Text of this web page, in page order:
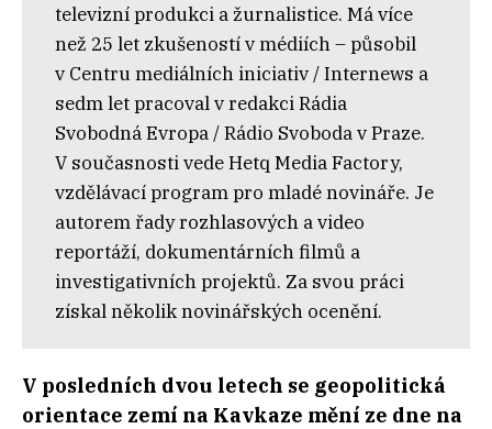
televizní produkci a žurnalistice. Má více
než 25 let zkušeností v médiích – působil
v Centru mediálních iniciativ / Internews a
sedm let pracoval v redakci Rádia
Svobodná Evropa / Rádio Svoboda v Praze.
V současnosti vede Hetq Media Factory,
vzdělávací program pro mladé novináře. Je
autorem řady rozhlasových a video
reportáží, dokumentárních filmů a
investigativních projektů. Za svou práci
získal několik novinářských ocenění.
V posledních dvou letech se geopolitická
orientace zemí na Kavkaze mění ze dne na